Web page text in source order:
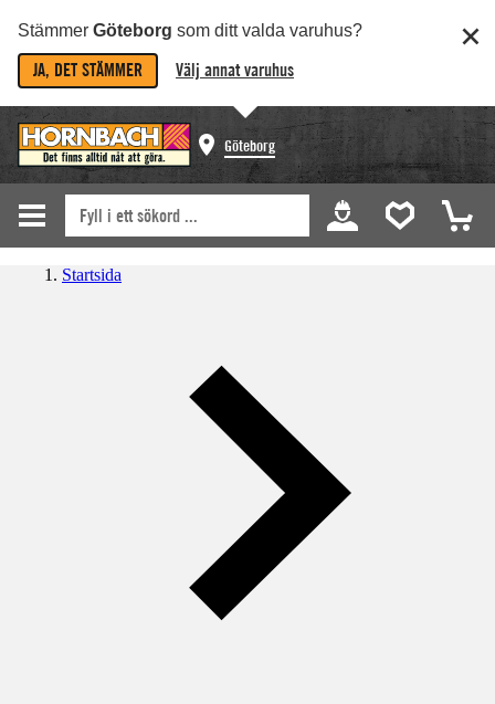
Stämmer Göteborg som ditt valda varuhus?
JA, DET STÄMMER Välj annat varuhus
Göteborg
Startsida